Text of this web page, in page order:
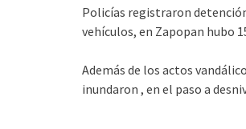
Policías registraron
vehículos, en Zapopan hubo
Además de los actos
inundaron , en el paso a